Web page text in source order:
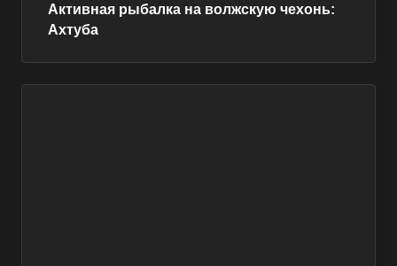
Активная рыбалка на волжскую чехонь:
Ахтуба